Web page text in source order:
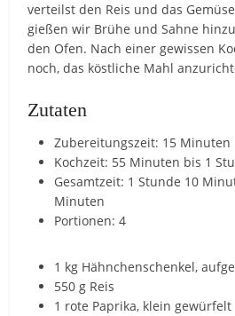
verteilst den Reis und das
gießen wir Brühe und Sahne
den Ofen. Nach einer gewissen
noch, das köstliche Mahl
Zutaten
Zubereitungszeit: 15 Minuten
Kochzeit: 55 Minuten bis 1
Gesamtzeit: 1 Stunde 10
Minuten
Portionen: 4
1 kg Hähnchenschenkel,
550 g Reis
1 rote Paprika, klein gewürfelt